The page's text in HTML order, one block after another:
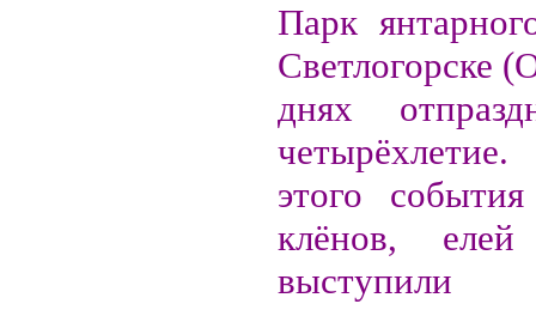
Парк
Светлогорске
днях
этого
клёнов,
выступили